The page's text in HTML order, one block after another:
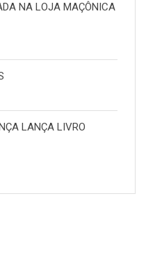
NA LOJA MAÇÔNICA
LANÇA LIVRO